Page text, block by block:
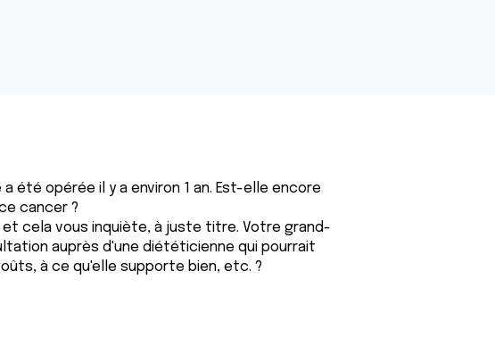
été opérée il y a environ 1 an. Est-elle encore
cancer ?
et cela vous inquiète, à juste titre. Votre grand-
auprès d'une diététicienne qui pourrait
à ce qu'elle supporte bien, etc. ?